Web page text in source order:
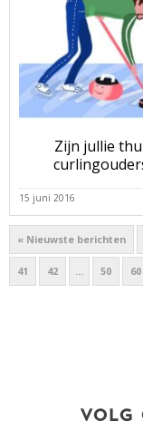
Zijn jullie
15 juni 2016
« Nieuwste berichten
41 42 50 60
VOLG